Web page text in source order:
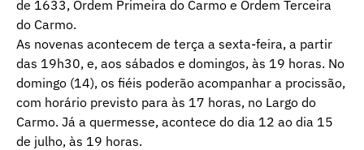
de 1633, Ordem Primeira do Carmo e Ordem Terceira
do Carmo.
As novenas acontecem de terça a sexta-feira, a partir
das 19h30, e, aos sábados e domingos, às 19 horas. No
domingo (14), os fiéis poderão acompanhar a procissão,
com horário previsto para às 17 horas, no Largo do
Carmo. Já a quermesse, acontece do dia 12 ao dia 15
de julho, às 19 horas.